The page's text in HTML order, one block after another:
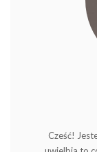
Cześć!